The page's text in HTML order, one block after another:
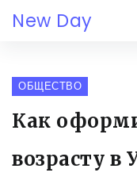
New Day
ОБЩЕСТВО
Как
возрасту в